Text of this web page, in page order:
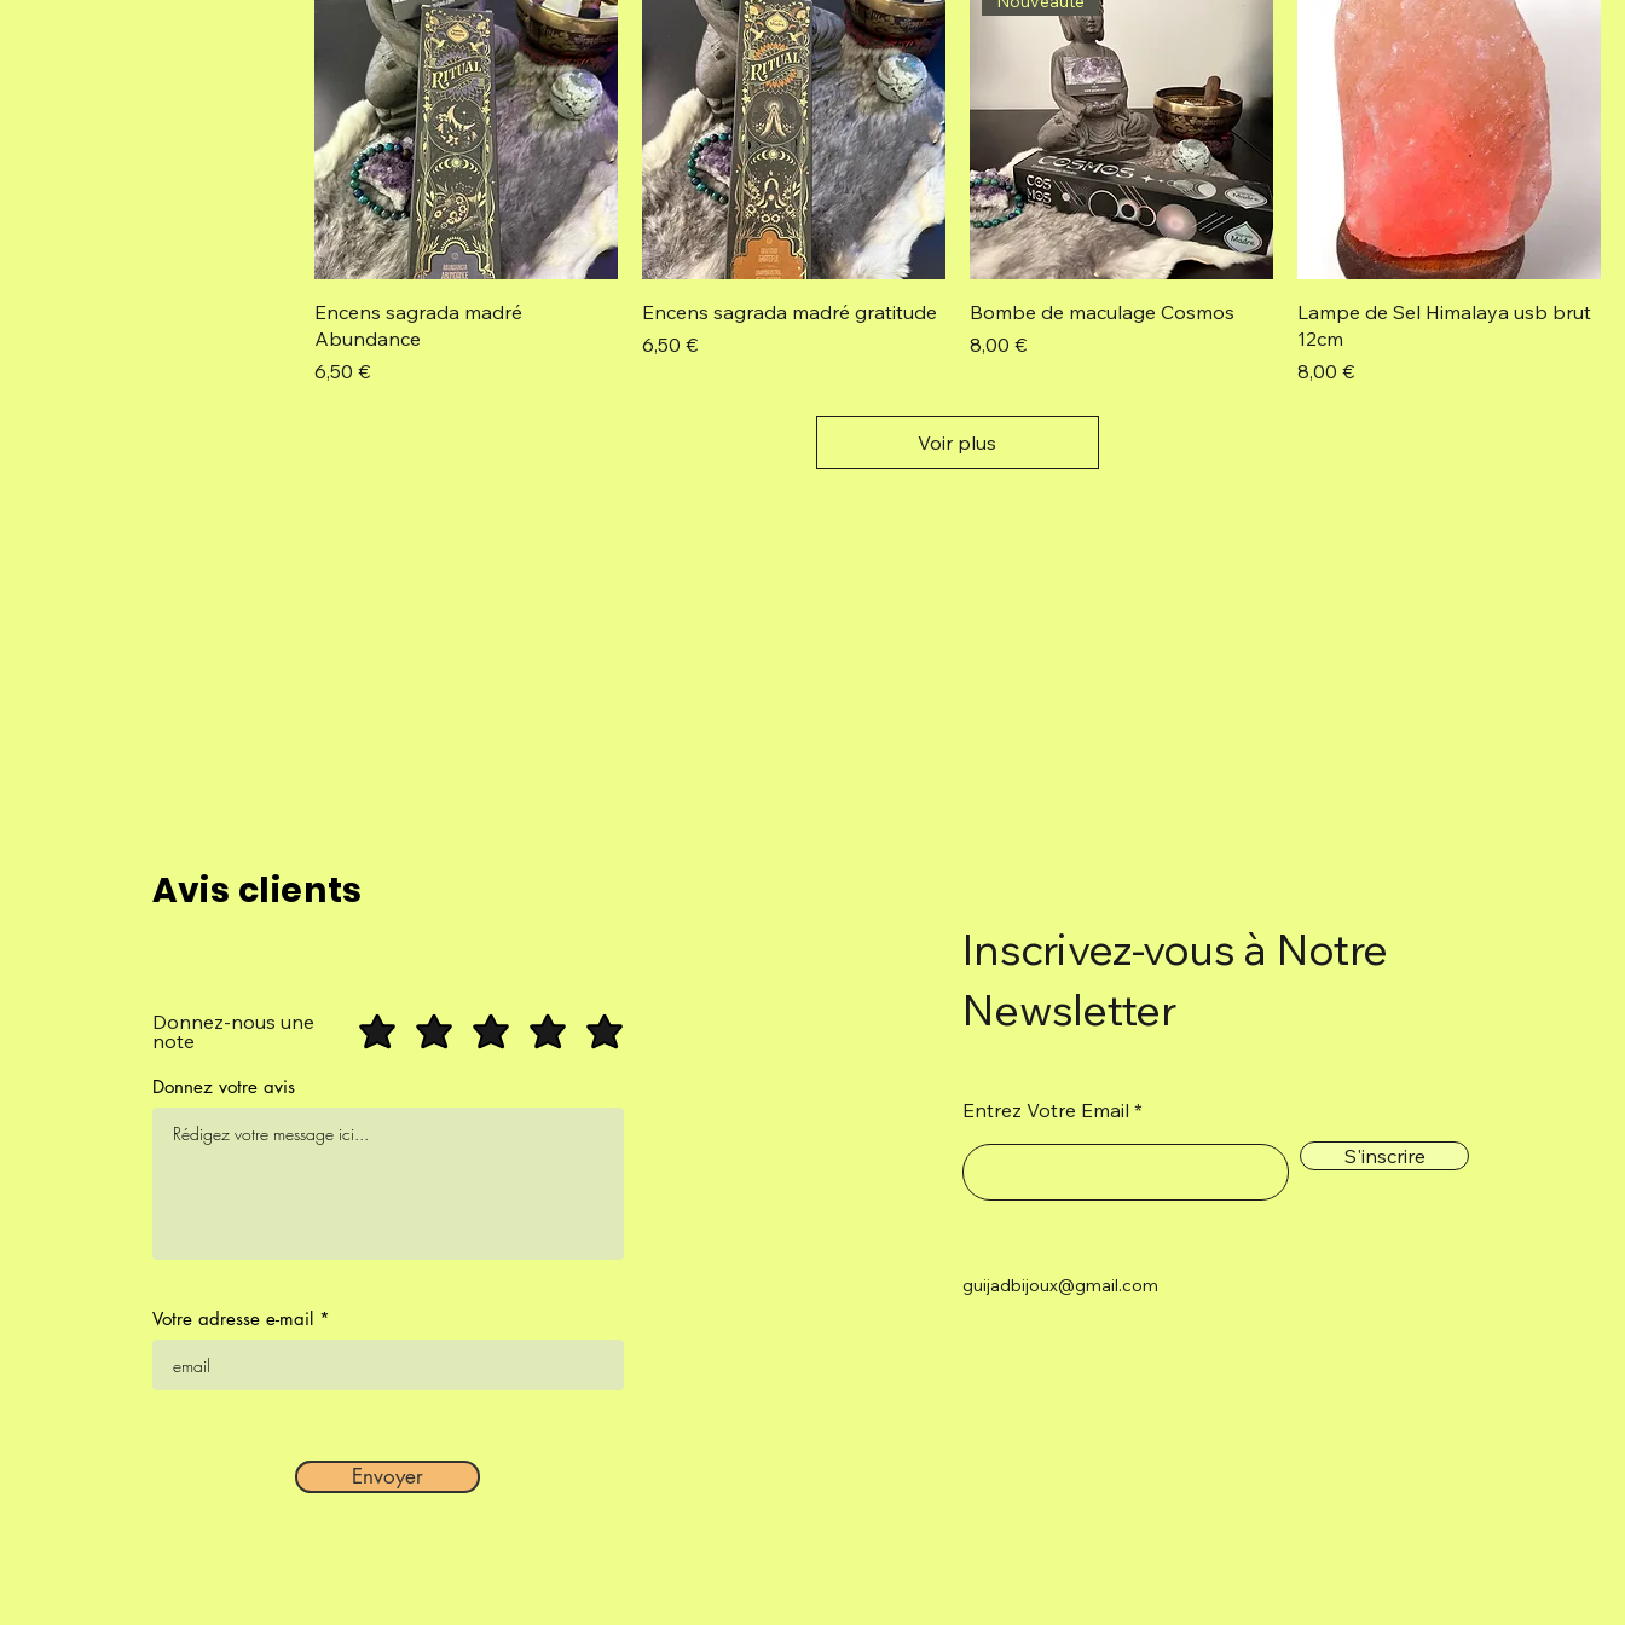
Encens sagrada madré
Abundance
Prix
6,50 €
Encens sagrada madré gratitude
Prix
6,50 €
Bombe de maculage Cosmos
Prix
8,00 €
Lampe de Sel Himalaya usb brut
12cm
Prix
8,00 €
Voir plus
Avis clients
Donnez-nous une
note
Donnez votre avis
Votre adresse e-mail
Envoyer
Inscrivez-vous à Notre
Newsletter
Entrez Votre Email
S'inscrire
guijadbijoux@gmail.com